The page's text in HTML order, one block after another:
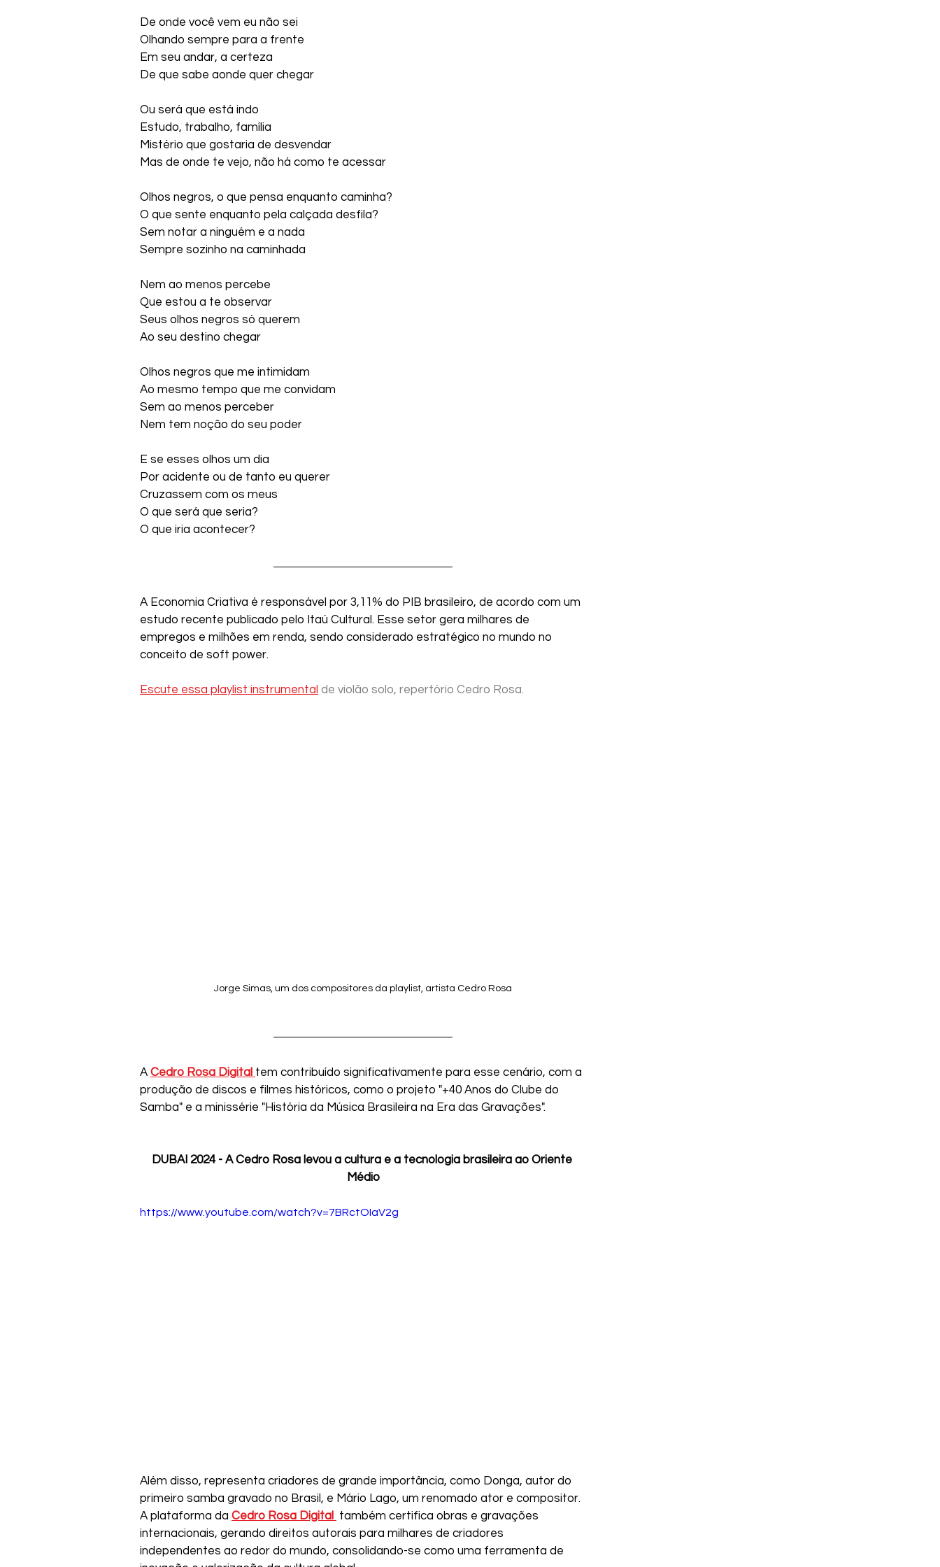
De onde você vem eu não sei
Olhando sempre para a frente
Em seu andar, a certeza
De que sabe aonde quer chegar
Ou será que está indo
Estudo, trabalho, família
Mistério que gostaria de desvendar
Mas de onde te vejo, não há como te acessar
Olhos negros, o que pensa enquanto caminha?
O que sente enquanto pela calçada desfila?
Sem notar a ninguém e a nada
Sempre sozinho na caminhada
Nem ao menos percebe
Que estou a te observar
Seus olhos negros só querem
Ao seu destino chegar
Olhos negros que me intimidam
Ao mesmo tempo que me convidam
Sem ao menos perceber
Nem tem noção do seu poder
E se esses olhos um dia
Por acidente ou de tanto eu querer
Cruzassem com os meus
O que será que seria?
O que iria acontecer?
A Economia Criativa é responsável por 3,11% do PIB brasileiro, de acordo com um
estudo recente publicado pelo Itaú Cultural. Esse setor gera milhares de
empregos e milhões em renda, sendo considerado estratégico no mundo no
conceito de soft power.
Escute essa playlist instrumental de violão solo, repertório Cedro Rosa.
Jorge Simas, um dos compositores da playlist, artista Cedro Rosa
A Cedro Rosa Digital tem contribuído significativamente para esse cenário, com a
produção de discos e filmes históricos, como o projeto "+40 Anos do Clube do
Samba" e a minissérie "História da Música Brasileira na Era das Gravações".
DUBAI 2024 - A Cedro Rosa levou a cultura e a tecnologia brasileira ao Oriente
Médio
https://www.youtube.com/watch?v=7BRctOIaV2g
Além disso, representa criadores de grande importância, como Donga, autor do
primeiro samba gravado no Brasil, e Mário Lago, um renomado ator e compositor.
A plataforma da Cedro Rosa Digital
também certifica obras e gravações
internacionais, gerando direitos autorais para milhares de criadores
independentes ao redor do mundo, consolidando-se como uma ferramenta de